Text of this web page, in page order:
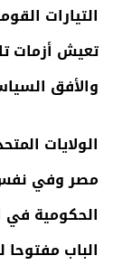
التيارات
تعيش أزمات
والأفق
الولايات
مصر وفي نفس
الحكومية في
الباب مفتوحا